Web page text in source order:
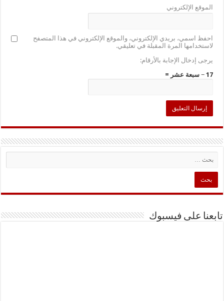
الموقع الإلكتروني
احفظ اسمي، بريدي الإلكتروني، والموقع الإلكتروني في هذا المتصفح
لاستخدامها المرة المقبلة في تعليقي.
يرجى إدخال الإجابة بالأرقام:
17 − سبعة عشر =
تابعنا على فيسبوك